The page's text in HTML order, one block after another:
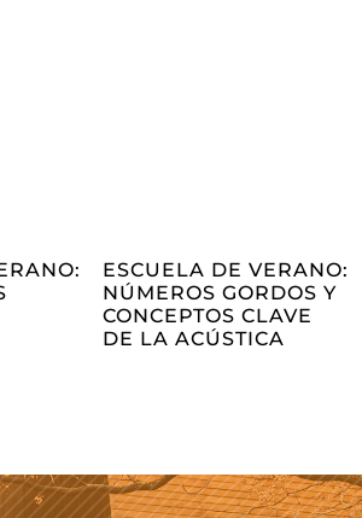
ESCUELA DE VERANO:
NÚMEROS GORDOS Y
CONCEPTOS CLAVE
DE LA ACÚSTICA